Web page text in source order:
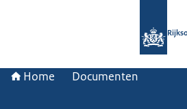
Home Documenten